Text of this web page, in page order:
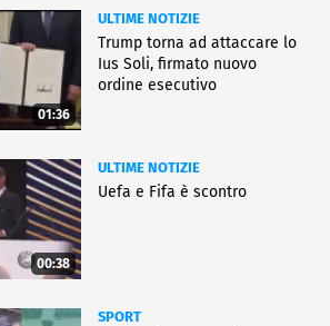
01:36
ULTIME NOTIZIE
Trump torna ad attaccare lo
Ius Soli, firmato nuovo
ordine esecutivo
00:38
ULTIME NOTIZIE
Uefa e Fifa è scontro
SPORT